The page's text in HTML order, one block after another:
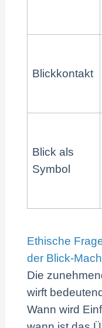
Blickkontakt
Blick als
Symbol
Ethische
der Blick-
Die
wirft
Wann wird